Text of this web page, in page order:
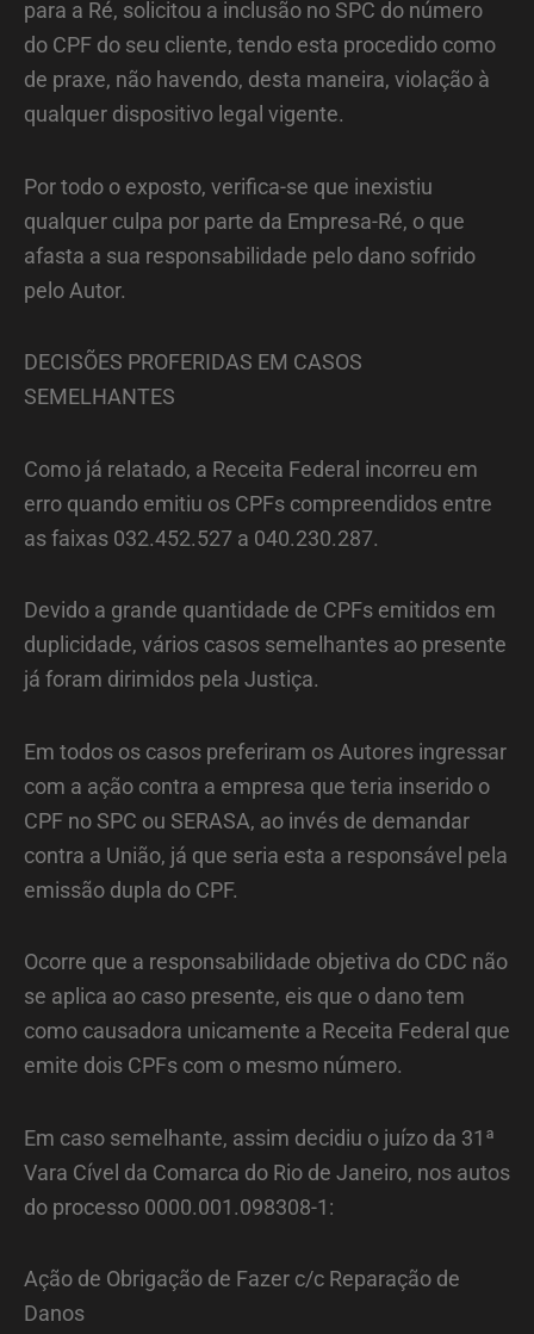
para a Ré, solicitou a inclusão no SPC do número
do CPF do seu cliente, tendo esta procedido como
de praxe, não havendo, desta maneira, violação à
qualquer dispositivo legal vigente.
Por todo o exposto, verifica-se que inexistiu
qualquer culpa por parte da Empresa-Ré, o que
afasta a sua responsabilidade pelo dano sofrido
pelo Autor.
DECISÕES PROFERIDAS EM CASOS
SEMELHANTES
Como já relatado, a Receita Federal incorreu em
erro quando emitiu os CPFs compreendidos entre
as faixas 032.452.527 a 040.230.287.
Devido a grande quantidade de CPFs emitidos em
duplicidade, vários casos semelhantes ao presente
já foram dirimidos pela Justiça.
Em todos os casos preferiram os Autores ingressar
com a ação contra a empresa que teria inserido o
CPF no SPC ou SERASA, ao invés de demandar
contra a União, já que seria esta a responsável pela
emissão dupla do CPF.
Ocorre que a responsabilidade objetiva do CDC não
se aplica ao caso presente, eis que o dano tem
como causadora unicamente a Receita Federal que
emite dois CPFs com o mesmo número.
Em caso semelhante, assim decidiu o juízo da 31ª
Vara Cível da Comarca do Rio de Janeiro, nos autos
do processo 0000.001.098308-1:
Ação de Obrigação de Fazer c/c Reparação de
Danos